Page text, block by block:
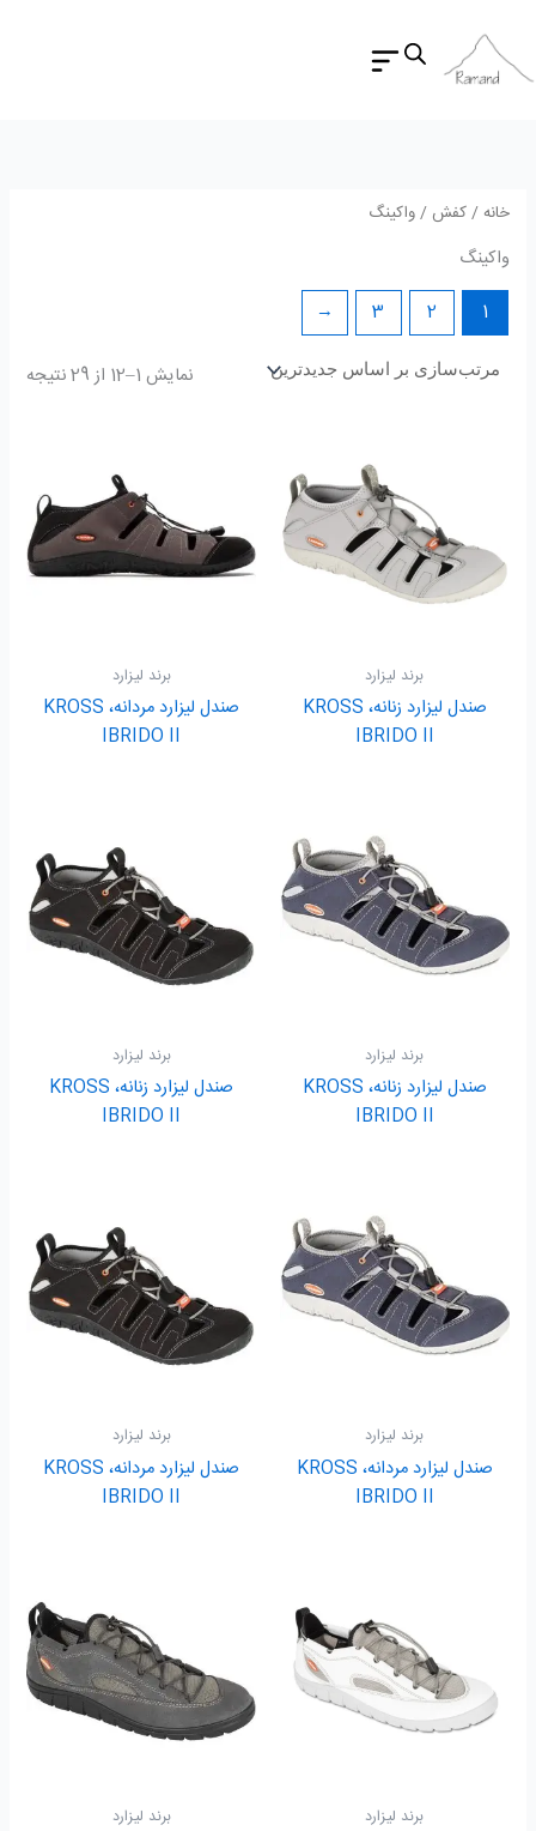
محتوا
خانه/کفش / واکینگ
واکینگ
1
2
3
←
نمایش 1–12 از 29 نتیجه
برند لیزارد
صندل لیزارد زنانه، KROSS
IBRIDO II
برند لیزارد
صندل لیزارد مردانه، KROSS
IBRIDO II
برند لیزارد
صندل لیزارد زنانه، KROSS
IBRIDO II
برند لیزارد
صندل لیزارد زنانه، KROSS
IBRIDO II
برند لیزارد
صندل لیزارد مردانه، KROSS
IBRIDO II
برند لیزارد
صندل لیزارد مردانه، KROSS
IBRIDO II
برند لیزارد برند لیزارد